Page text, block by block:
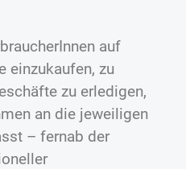
auf
einzukaufen, zu
zu erledigen,
an die jeweiligen
– fernab der